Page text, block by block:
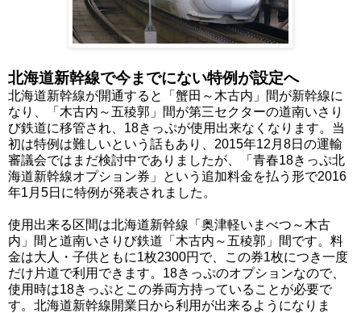
北海道新幹線で今までにない特例が設定へ
北海道新幹線が開通すると「蟹田～木古内」間が新幹線に
なり、「木古内～五稜郭」間が第三セクターの道南いさり
び鉄道に移管され、18きっぷが使用出来なくなります。当
初は特例は難しいという話もあり、2015年12月8日の運輸
審議会ではまだ検討中でありましたが、「青春18きっぷ北
海道新幹線オプション券」という追加料金を払う形で2016
年1月5日に特例が発表されました。
使用出来る区間は北海道新幹線「奥津軽いまべつ～木古
内」間と道南いさりび鉄道「木古内～五稜郭」間です。料
金は大人・子供ともに1枚2300円で、この券1枚につき一度
だけ片道で利用できます。18きっぷのオプションなので、
使用時は18きっぷとこの券両方持っていることが必要で
す。北海道新幹線開業日から利用が出来るようになりま